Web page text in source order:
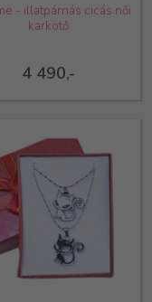
4 490,-
- illatpárnás cicás női
karkötő